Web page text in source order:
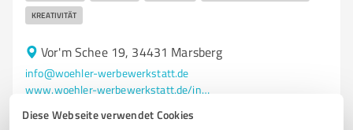
Diese Webseite verwendet Cookies
KREATIVITÄT
Vor'm Schee 19, 34431 Marsberg
info@woehler-werbewerkstatt.de
www.woehler-werbewerkstatt.de/index.php/de/